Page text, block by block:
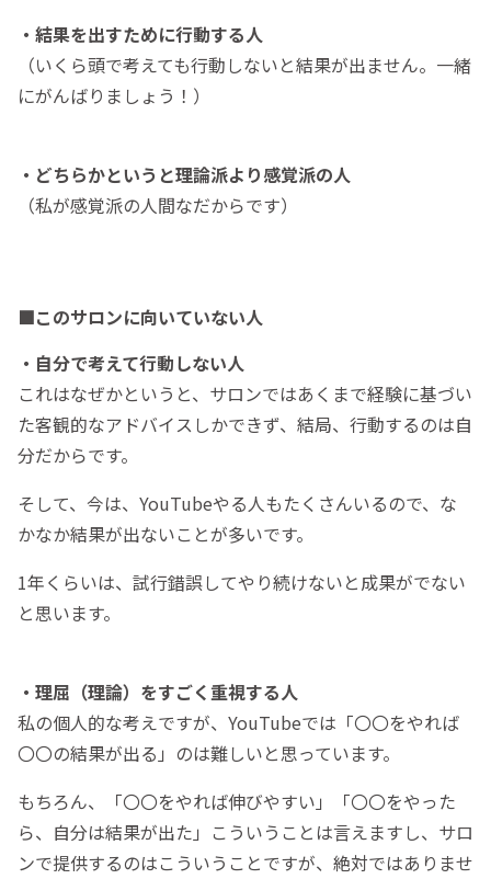
・結果を出すために行動する人
（いくら頭で考えても行動しないと結果が出ません。一緒
にがんばりましょう！）
・どちらかというと理論派より感覚派の人
（私が感覚派の人間なだからです）
■このサロンに向いていない人
・自分で考えて行動しない人
これはなぜかというと、サロンではあくまで経験に基づい
た客観的なアドバイスしかできず、結局、行動するのは自
分だからです。
そして、今は、YouTubeやる人もたくさんいるので、な
かなか結果が出ないことが多いです。
1年くらいは、試行錯誤してやり続けないと成果がでない
と思います。
・理屈（理論）をすごく重視する人
私の個人的な考えですが、YouTubeでは「〇〇をやれば
〇〇の結果が出る」のは難しいと思っています。
もちろん、「〇〇をやれば伸びやすい」「〇〇をやった
ら、自分は結果が出た」こういうことは言えますし、サロ
ンで提供するのはこういうことですが、絶対ではありませ